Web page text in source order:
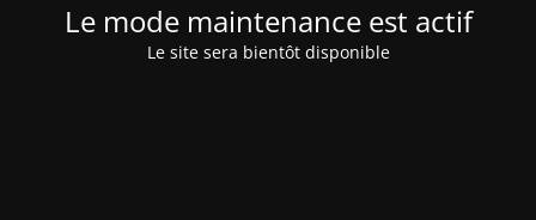
Le mode maintenance est actif
Le site sera bientôt disponible